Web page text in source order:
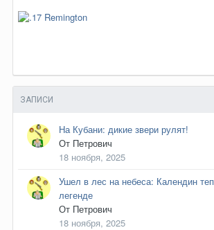
ЗАПИСИ
На Кубани: дикие звери рулят!
От Петрович
18 ноября, 2025
Ушел в лес на небеса: Календин
легенде
От Петрович
18 ноября, 2025